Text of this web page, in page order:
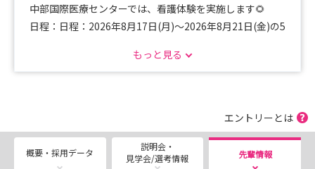
中部国際医療センターでは、看護体験を実施します🌻
日程：日程：2026年8月17日(月)～2026年8月21日(金)の5
病棟でのシャドーイングや院内見学、先輩看護師との交流
📅開催日はホームページのイベントカレンダーをご確認く
ださい！気になる方はお早めにご予約を✨
もっと見る
エントリーとは
概要・採用データ
説明会・
見学会/選考情報
先輩情報